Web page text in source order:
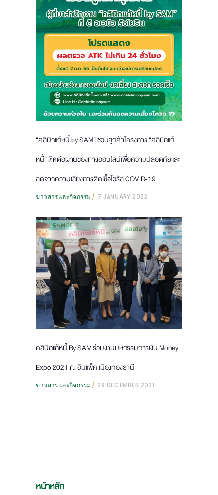
“คลินิกแก้หนี้ by SAM” ชวนลูกค้าโครงการ “คลินิกแก้
หนี้” ติดต่อผ่านช่องทางออนไลน์เพื่อความปลอดภัยและ
ลดจากความเสี่ยงการติดเชื้อไวรัส COVID-19
ข่าวสารและกิจกรรม 7 JANUARY 2022
คลินิกแก้หนี้ By SAM ร่วมงานมหกรรมการเงิน Money
Expo 2021 ณ อิมแพ็ค เมืองทองธานี
ข่าวสารและกิจกรรม 28 DECEMBER 2021
หน้าหลัก